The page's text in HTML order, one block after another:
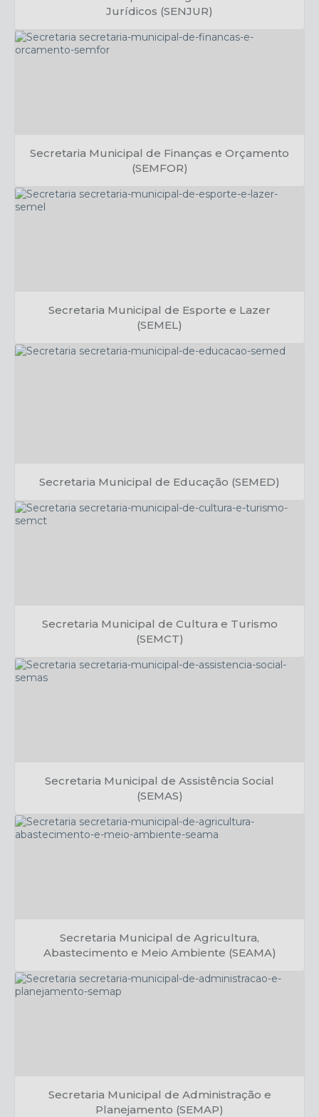
Jurídicos (SENJUR)
Secretaria Municipal de Finanças e Orçamento
(SEMFOR)
Secretaria Municipal de Esporte e Lazer
(SEMEL)
Secretaria Municipal de Educação (SEMED)
Secretaria Municipal de Cultura e Turismo
(SEMCT)
Secretaria Municipal de Assistência Social
(SEMAS)
Secretaria Municipal de Agricultura,
Abastecimento e Meio Ambiente (SEAMA)
Secretaria Municipal de Administração e
Planejamento (SEMAP)